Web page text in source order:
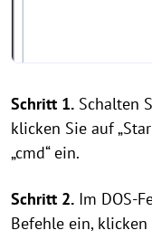
Schritt 1. Schalten
klicken Sie auf
„cmd“ ein.
Schritt 2. Im DOS-
Befehle ein, klicken